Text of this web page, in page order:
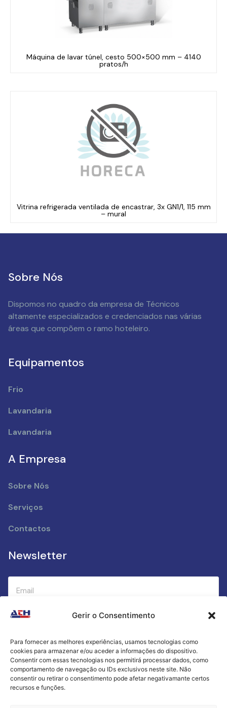
Gerir o Consentimento
Para fornecer as melhores experiências, usamos tecnologias como
cookies para armazenar e/ou aceder a informações do dispositivo.
Consentir com essas tecnologias nos permitirá processar dados, como
comportamento de navegação ou IDs exclusivos neste site. Não
consentir ou retirar o consentimento pode afetar negativamante certos
recursos e funções.
Máquina de lavar túnel, cesto 500×500 mm – 4140
pratos/h
Vitrina refrigerada ventilada de encastrar, 3x GN1/1, 115 mm
– mural
Sobre Nós
Dispomos no quadro da empresa de Técnicos
altamente especializados e credenciados nas várias
áreas que compõem o ramo hoteleiro.
Equipamentos
Frio
Lavandaria
Lavandaria
A Empresa
Sobre Nós
Serviços
Contactos
Newsletter
Submeter
Criamos a cozinha perfeita para o seu sucesso
gastronómico!